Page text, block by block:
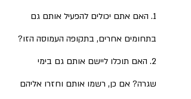
1. האם אתם יכולים להפעיל אותם גם
בתחומים אחרים, בתקופה העמוסה הזו?
2. האם תוכלו ליישם אותם גם בימי
שגרה? אם כן, רשמו אותם וחזרו אליהם